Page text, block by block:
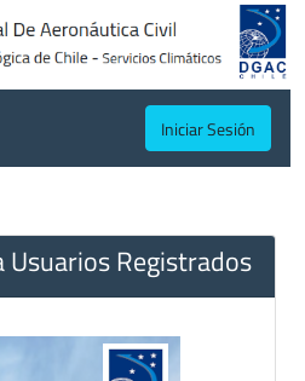
Iniciar Sesión
Registrados